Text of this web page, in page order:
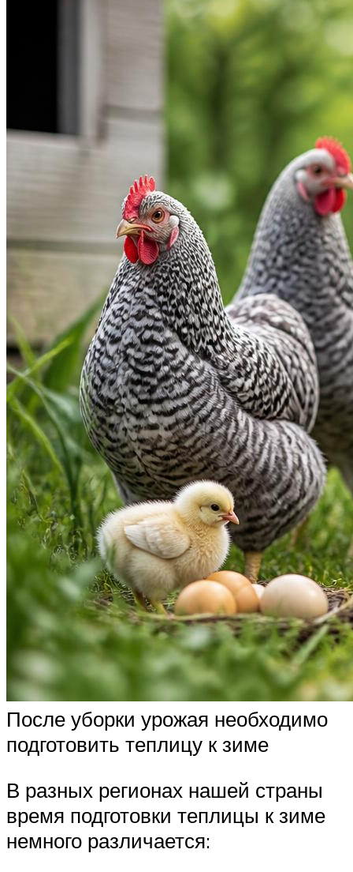
После уборки урожая необходимо
подготовить теплицу к зиме
В разных регионах нашей страны
время подготовки теплицы к зиме
немного различается: